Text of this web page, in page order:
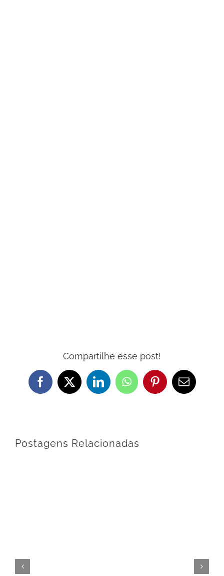
Compartilhe esse post!
Facebook
X LinkedInWhatsApp
Pinterest
E-
Postagens Relacionadas